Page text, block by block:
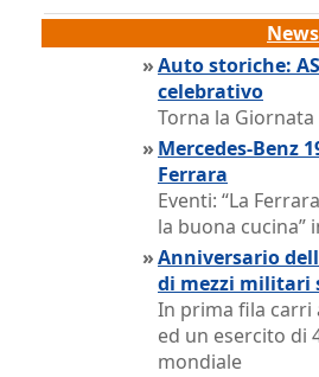
»Auto storiche:
celebrativo
Torna la Giornata
» Mercedes-Benz
Ferrara
Eventi: “La
la buona cucina”
»Anniversario
di mezzi militari
In prima fila carri
ed un esercito di
mondiale